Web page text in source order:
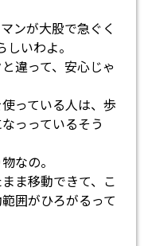
ンが大股で急ぐく
いわよ。
違って、安心じゃ
っている人は、歩
っっているそう
なの。
ま移動できて、こ
囲がひろがるって